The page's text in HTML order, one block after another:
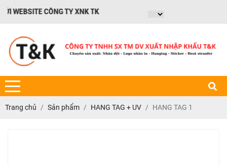
CÔNG TY XNK TK
Trang chủ Sản phẩm HANG TAG + UV HANG TAG 1